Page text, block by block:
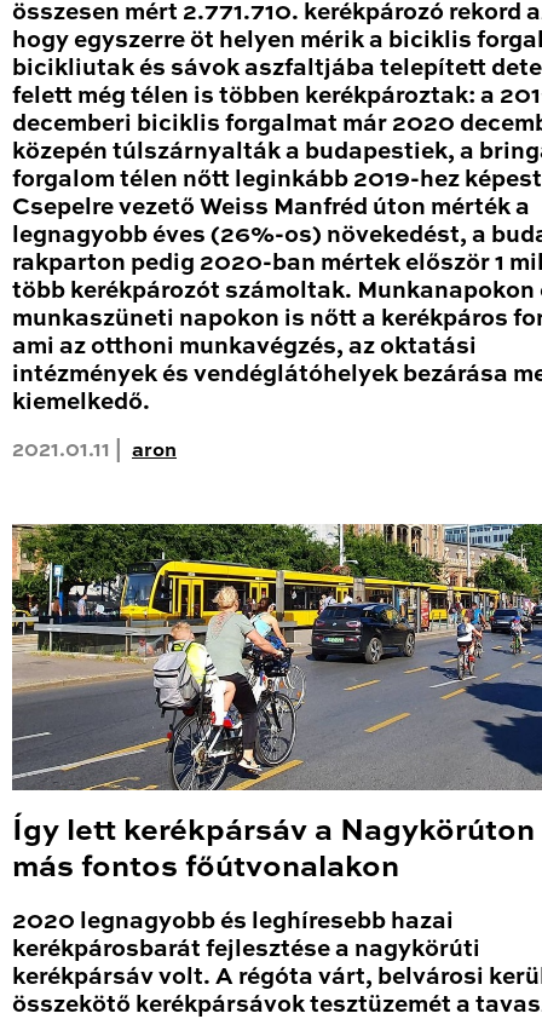
összesen mért 2.771.710. kerékpározó rekord
hogy egyszerre öt helyen mérik a biciklis
bicikliutak és sávok aszfaltjába telepített
felett még télen is többen kerékpároztak: a
decemberi biciklis forgalmat már 2020
közepén túlszárnyalták a budapestiek, a
forgalom télen nőtt leginkább 2019-hez
Csepelre vezető Weiss Manfréd úton mérték a
legnagyobb éves (26%-os) növekedést, a
rakparton pedig 2020-ban mértek először 1
több kerékpározót számoltak. Munkanapokon
munkaszüneti napokon is nőtt a kerékpáros
ami az otthoni munkavégzés, az oktatási
intézmények és vendéglátóhelyek bezárása
kiemelkedő.
2021.01.11 | aron
Így lett kerékpársáv a Nagykörúton
más fontos főútvonalakon
2020 legnagyobb és leghíresebb hazai
kerékpárosbarát fejlesztése a nagykörúti
kerékpársáv volt. A régóta várt, belvárosi
összekötő kerékpársávok tesztüzemét a